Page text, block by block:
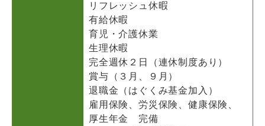
リフレッシュ休暇
有給休暇
育児・介護休業
生理休暇
完全週休２日（連休制度あり）
賞与（３月、９月）
退職金（はぐくみ基金加入）
雇用保険、労災保険、健康保険、
厚生年金 完備